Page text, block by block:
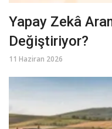
Yapay Zekâ
Değiştiriyor?
11 Haziran 2026